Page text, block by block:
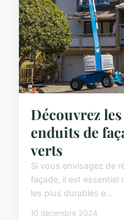
Découvrez
enduits de
verts
Si vous envisagez de
façade, il est essentiel
les plus durables e...
10 décembre 2024